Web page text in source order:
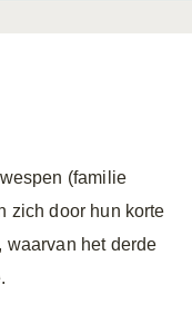
(familie
zich door hun korte
waarvan het derde